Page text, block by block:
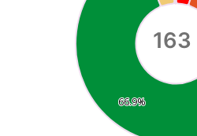
66.9%
66.9%
163